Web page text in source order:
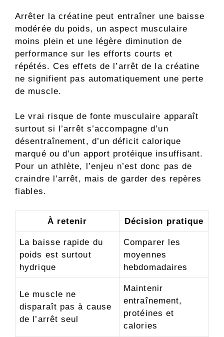
Arrêter la créatine peut entraîner une baisse
modérée du poids, un aspect musculaire
moins plein et une légère diminution de
performance sur les efforts courts et
répétés. Ces effets de l’arrêt de la créatine
ne signifient pas automatiquement une perte
de muscle.
Le vrai risque de fonte musculaire apparaît
surtout si l’arrêt s’accompagne d’un
désentraînement, d’un déficit calorique
marqué ou d’un apport protéique insuffisant.
Pour un athlète, l’enjeu n’est donc pas de
craindre l’arrêt, mais de garder des repères
fiables.
À retenir Décision pratique
La baisse rapide du
poids est surtout
hydrique
Comparer les
moyennes
hebdomadaires
Le muscle ne
disparaît pas à cause
de l’arrêt seul
Maintenir
entraînement,
protéines et
calories